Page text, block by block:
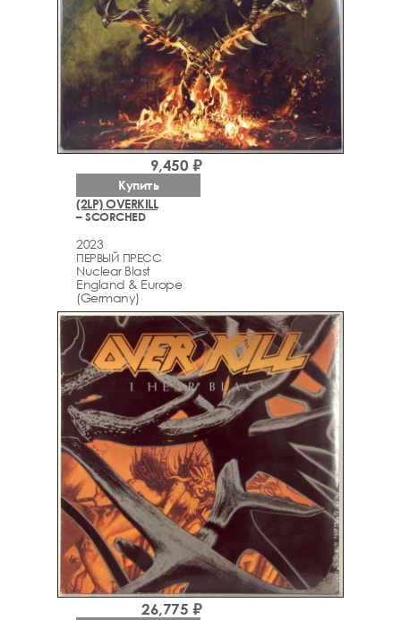
(2LP) OVERKILL
– SCORCHED
2023
ПЕРВЫЙ ПРЕСС
Nuclear Blast
England & Europe
(Germany)
9,450 ₽
Купить
26,775 ₽